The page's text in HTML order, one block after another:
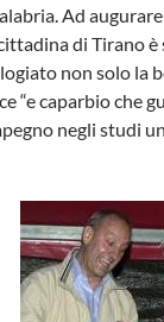
Ad
di Tirano
non solo la
“e caparbio che
negli studi